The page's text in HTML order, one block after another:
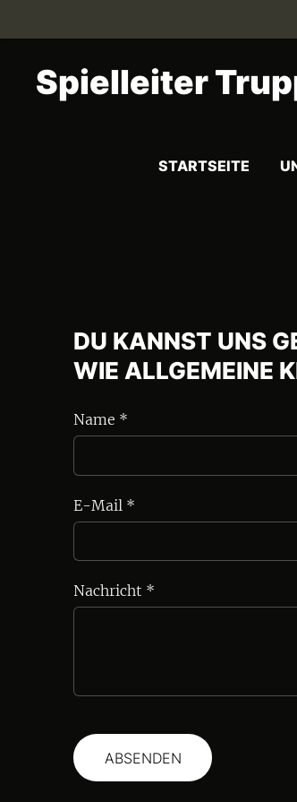
Spielleiter
STARTSEITE
DU KANNST UNS
WIE ALLGEMEINE
Name *
E-Mail *
Nachricht *